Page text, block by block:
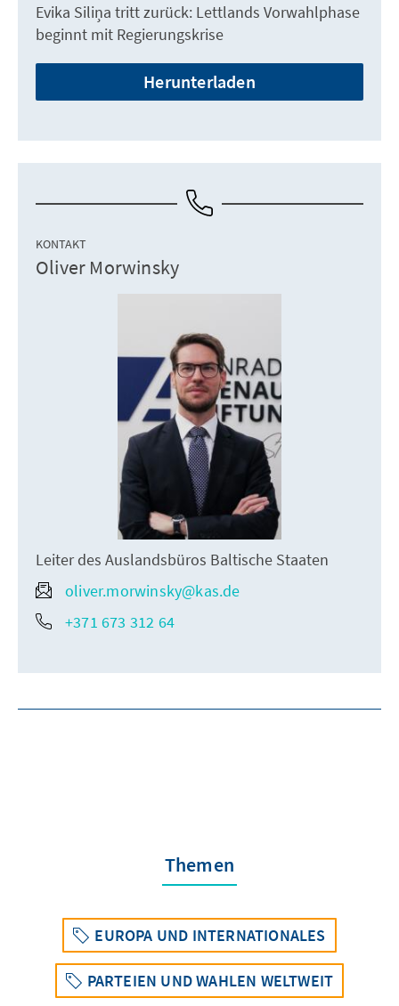
Evika Siliņa tritt zurück: Lettlands Vorwahlphase
beginnt mit Regierungskrise
Herunterladen
KONTAKT
Oliver Morwinsky
Leiter des Auslandsbüros Baltische Staaten
oliver.morwinsky@kas.de
+371 673 312 64
Themen
EUROPA UND INTERNATIONALES
PARTEIEN UND WAHLEN WELTWEIT